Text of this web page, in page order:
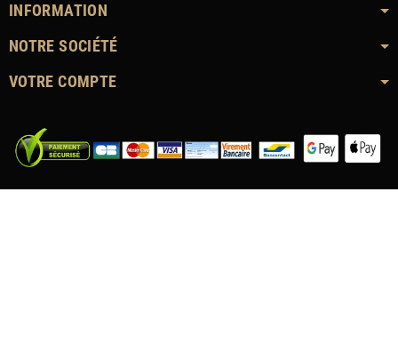
INFORMATION
NOTRE SOCIÉTÉ
VOTRE COMPTE